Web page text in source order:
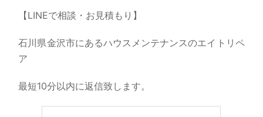
【LINEで相談・お見積もり】
石川県金沢市にあるハウスメンテナンスのエイトリペ
ア
最短10分以内に返信致します。